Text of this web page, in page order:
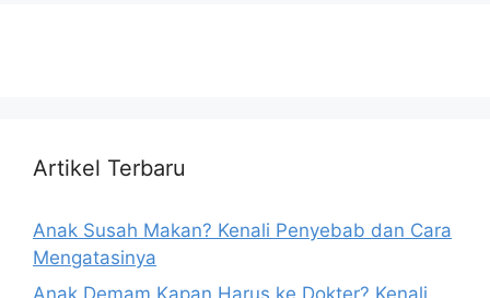
Artikel Terbaru
Anak Susah Makan? Kenali Penyebab dan Cara
Mengatasinya
Anak Demam Kapan Harus ke Dokter? Kenali